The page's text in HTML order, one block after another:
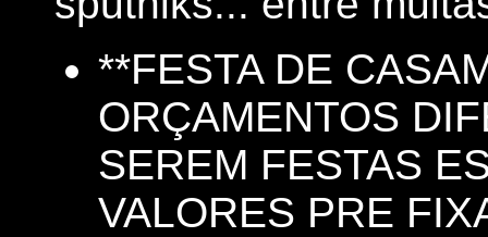
**FESTA DE
ORÇAMENTOS
SEREM FESTAS
VALORES PRE